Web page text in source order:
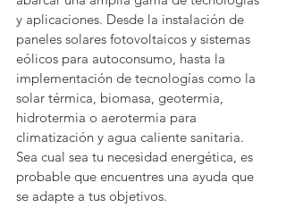
y aplicaciones. Desde la instalación de
paneles solares fotovoltaicos y sistemas
eólicos para autoconsumo, hasta la
implementación de tecnologías como la
solar térmica, biomasa, geotermia,
hidrotermia o aerotermia para
climatización y agua caliente sanitaria.
Sea cual sea tu necesidad energética, es
probable que encuentres una ayuda que
se adapte a tus objetivos.